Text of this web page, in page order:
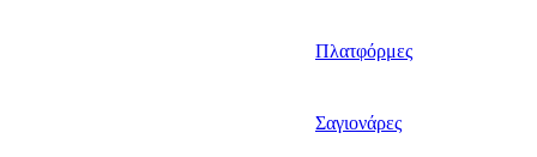
Πλατφόρμες
Σαγιονάρες